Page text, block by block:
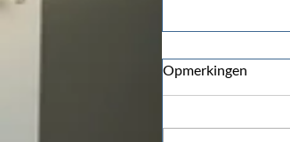
Opmerkingen